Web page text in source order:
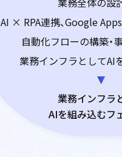
AI × RPA連携、Google
自動化フローの構築・
業務インフラとしてAI
業務インフラ
AIを組み込むフ